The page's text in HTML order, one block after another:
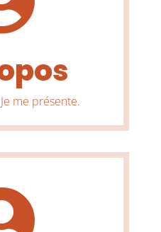
me présente.